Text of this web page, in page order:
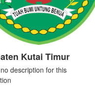
Kutai Timur
description for this